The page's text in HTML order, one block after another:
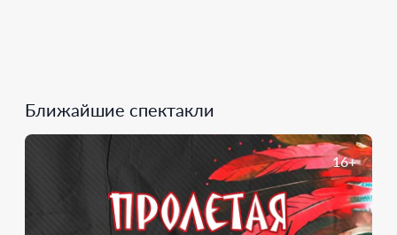
Ближайшие спектакли
16+